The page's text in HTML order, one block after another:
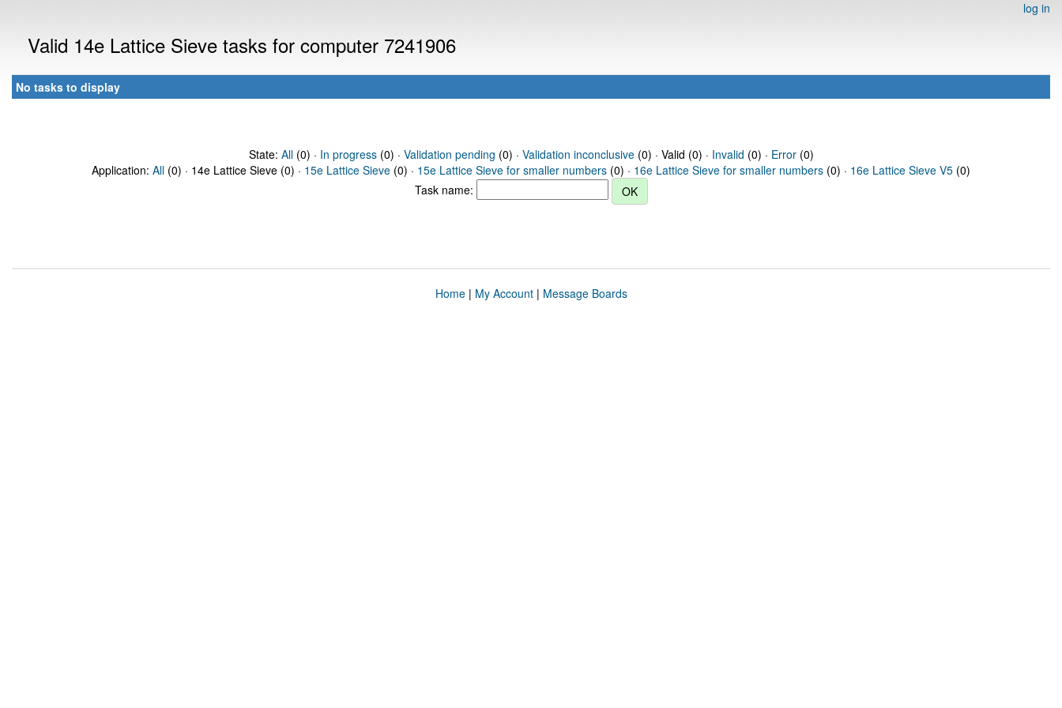
log in
Valid 14e Lattice Sieve tasks for computer 7241906
No tasks to display
State: All(0) · In progress(0) · Validation pending (0) · Validation inconclusive(0) · Valid (0) · Invalid (0) · Error(0)
Application: All (0) · 14e Lattice Sieve (0) · 15e Lattice Sieve (0) · 15e Lattice Sieve for smaller numbers (0) · 16e Lattice Sieve for smaller numbers (0) · 16e Lattice Sieve V5 (0)
Task name:
Home| My Account| Message Boards